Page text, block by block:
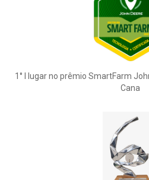
1° l lugar no prêmio SmartFarm
Cana